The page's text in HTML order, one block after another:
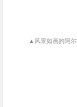
▲风景如画的阿